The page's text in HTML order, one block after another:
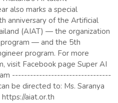
also marks a special
anniversary of the Artificial
(AIAT) — the organization
— and the 5th
program. For more
visit Facebook page Super AI
---------------------------------
be directed to: Ms. Saranya
aiat.or.th